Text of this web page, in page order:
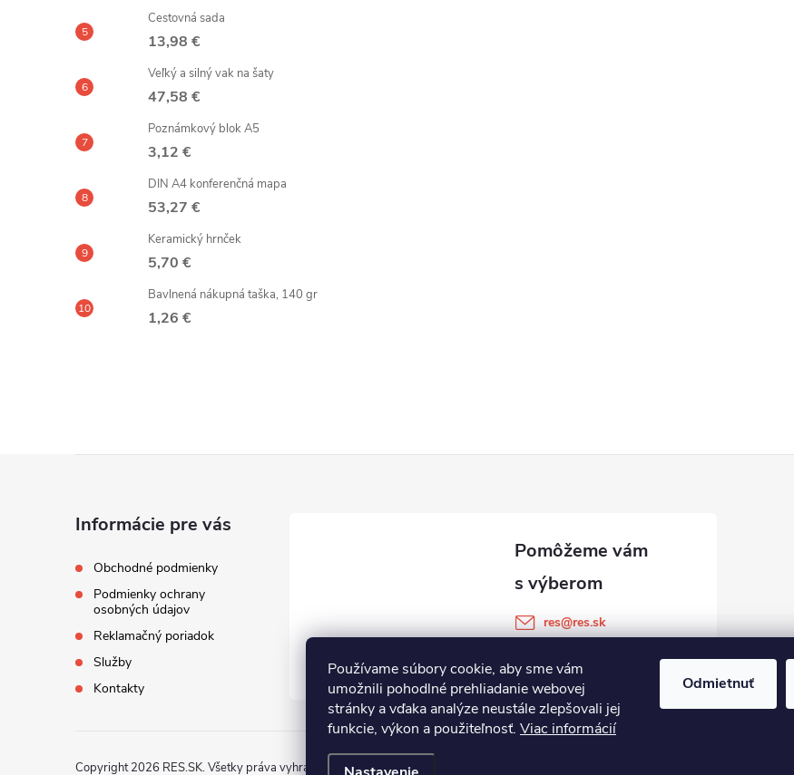
Používame súbory cookie, aby sme vám
umožnili pohodlné prehliadanie webovej
stránky a vďaka analýze neustále zlepšovali jej
funkcie, výkon a použiteľnosť. Viac informácií
Odmietnuť
Cestovná sada
13,98 €
Veľký a silný vak na šaty
47,58 €
Poznámkový blok A5
3,12 €
DIN A4 konferenčná mapa
53,27 €
Keramický hrnček
5,70 €
Bavlnená nákupná taška, 140 gr
1,26 €
Informácie pre vás
Obchodné podmienky
Podmienky ochrany
osobných údajov
Reklamačný poriadok
Služby
Kontakty
res@res.sk
Copyright 2026 RES.SK. Všetky práva vyhradené.